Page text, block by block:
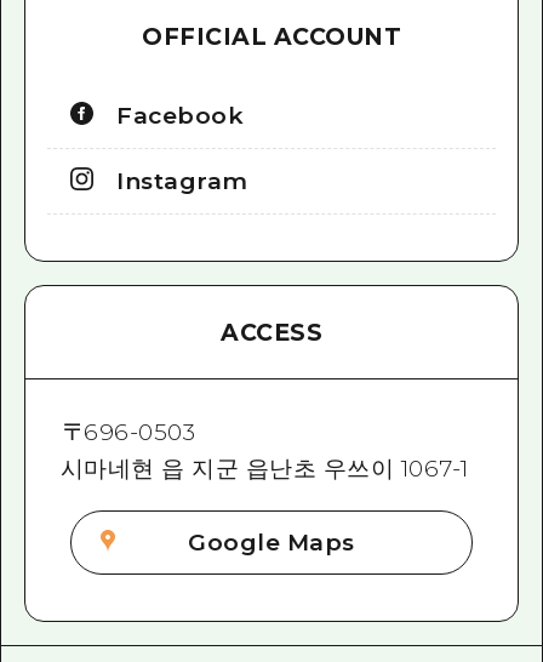
OFFICIAL ACCOUNT
Facebook
Instagram
ACCESS
〒696-0503
시마네현 읍 지군 읍난초 우쓰이 1067-1
Google Maps